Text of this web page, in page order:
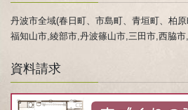
丹波市全域(春日町、市島町、青垣町、柏
福知山市,綾部市,丹波篠山市,三田市,西脇
資料請求